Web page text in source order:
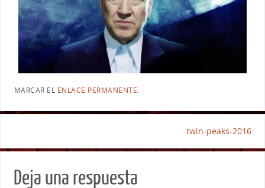
MARCAR EL ENLACE PERMANENTE.
twin-peaks-2016
Deja una respuesta